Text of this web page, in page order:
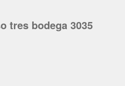
tres bodega 3035